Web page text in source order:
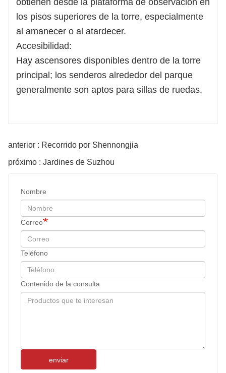
obtienen desde la plataforma de observación en
los pisos superiores de la torre, especialmente
al amanecer o al atardecer.
Accesibilidad:
Hay ascensores disponibles dentro de la torre
principal; los senderos alrededor del parque
generalmente son aptos para sillas de ruedas.
anterior : Recorrido por Shennongjia
próximo : Jardines de Suzhou
Nombre
Correo
Teléfono
Contenido de la consulta
enviar